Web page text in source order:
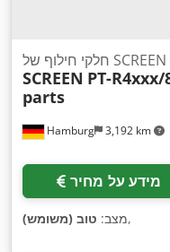
Hamburg 3,192 km
חלקי חילוף של SCREEN
SCREEN PT-
parts
מידע על מחיר
מצב: טוב (משומש) ,